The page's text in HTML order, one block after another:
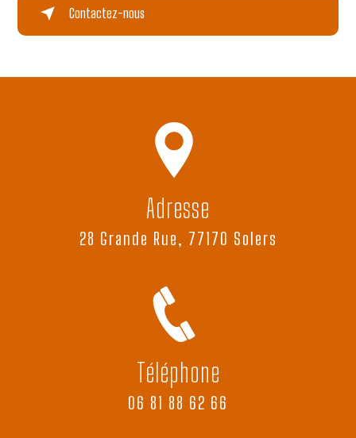
Contactez-nous
Adresse
28 Grande Rue, 77170 Solers
Téléphone
06 81 88 62 66